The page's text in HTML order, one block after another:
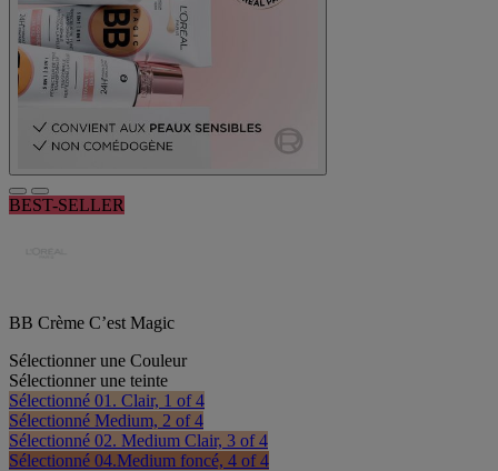
BEST-SELLER
BB Crème C’est Magic
Sélectionner une Couleur
Sélectionner une teinte
Sélectionné 01. Clair, 1 of 4
Sélectionné Medium, 2 of 4
Sélectionné 02. Medium Clair, 3 of 4
Sélectionné 04.Medium foncé, 4 of 4